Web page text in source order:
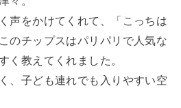
声をかけてくれて、「こっちは
のチップスはパリパリで人気な
く教えてくれました。
、子ども連れでも入りやすい空